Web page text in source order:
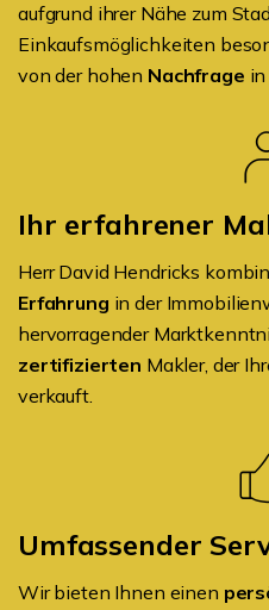
aufgrund ihrer Nähe zum
Einkaufsmöglichkeiten
von der hohen Nachfrage
Ihr erfahrener
Herr David Hendricks
Erfahrung in der
hervorragender
zertifizierten Makler, der
verkauft.
Umfassender
Wir bieten Ihnen einen